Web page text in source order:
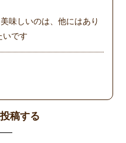
味しいのは、他にはあり
いです
稿する